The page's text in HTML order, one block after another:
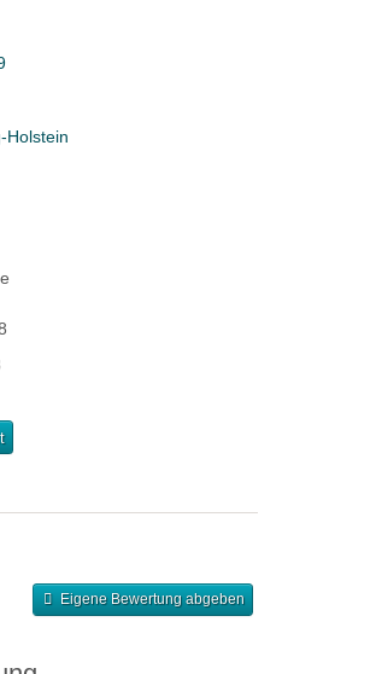
Holstein
Eigene Bewertung abgeben